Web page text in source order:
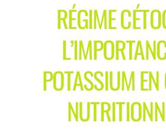
RÉGIME
POTASSIUM EN